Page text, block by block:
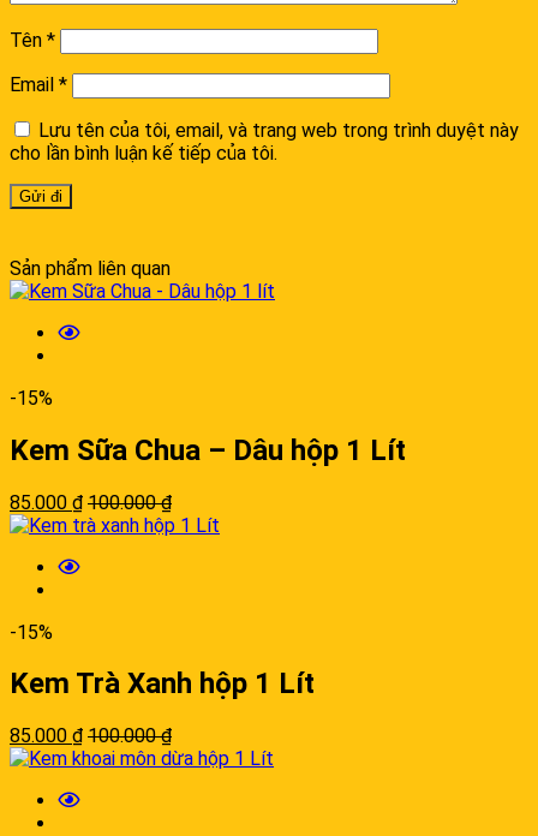
Tên *
Email *
Lưu tên của tôi, email, và trang web trong trình duyệt này
cho lần bình luận kế tiếp của tôi.
Sản phẩm liên quan
-15%
Kem Sữa Chua – Dâu hộp 1 Lít
85.000 ₫ 100.000₫
-15%
Kem Trà Xanh hộp 1 Lít
85.000 ₫ 100.000₫